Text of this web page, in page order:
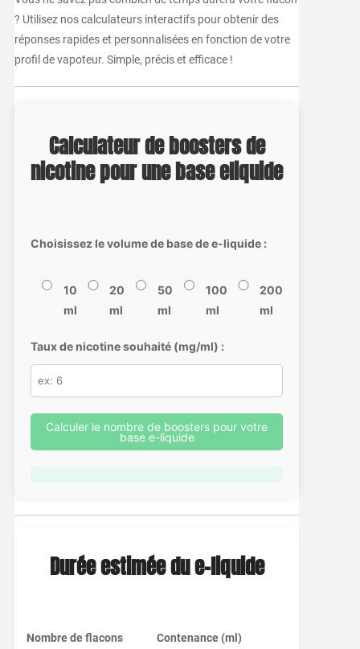
? Utilisez nos calculateurs interactifs pour obtenir des
réponses rapides et personnalisées en fonction de votre
profil de vapoteur. Simple, précis et efficace !
Calculateur de boosters de
nicotine pour une base eliquide
Choisissez le volume de base de e-liquide :
10
ml
20
ml
50
ml
100
ml
200
ml
Taux de nicotine souhaité (mg/ml) :
Calculer le nombre de boosters pour votre
base e-liquide
Durée estimée du e-liquide
Nombre de flacons Contenance (ml)